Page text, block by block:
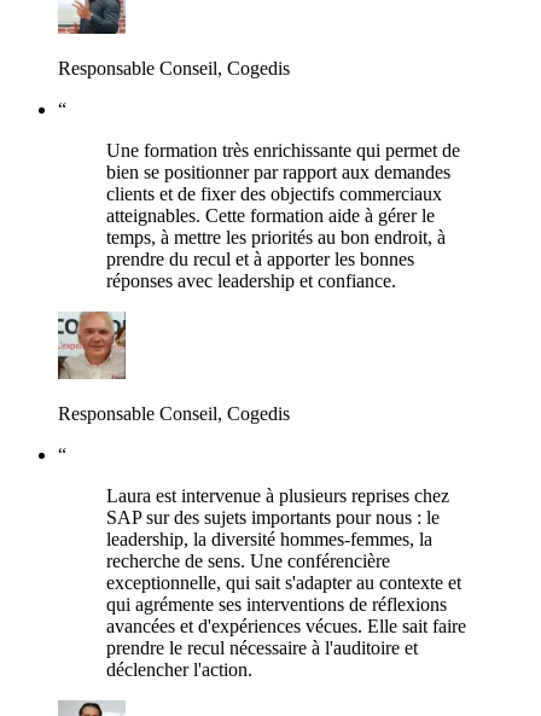
Responsable Conseil, Cogedis
“
Une formation très enrichissante qui permet de
bien se positionner par rapport aux demandes
clients et de fixer des objectifs commerciaux
atteignables. Cette formation aide à gérer le
temps, à mettre les priorités au bon endroit, à
prendre du recul et à apporter les bonnes
réponses avec leadership et confiance.
Responsable Conseil, Cogedis
“
Laura est intervenue à plusieurs reprises chez
SAP sur des sujets importants pour nous : le
leadership, la diversité hommes-femmes, la
recherche de sens. Une conférencière
exceptionnelle, qui sait s'adapter au contexte et
qui agrémente ses interventions de réflexions
avancées et d'expériences vécues. Elle sait faire
prendre le recul nécessaire à l'auditoire et
déclencher l'action.